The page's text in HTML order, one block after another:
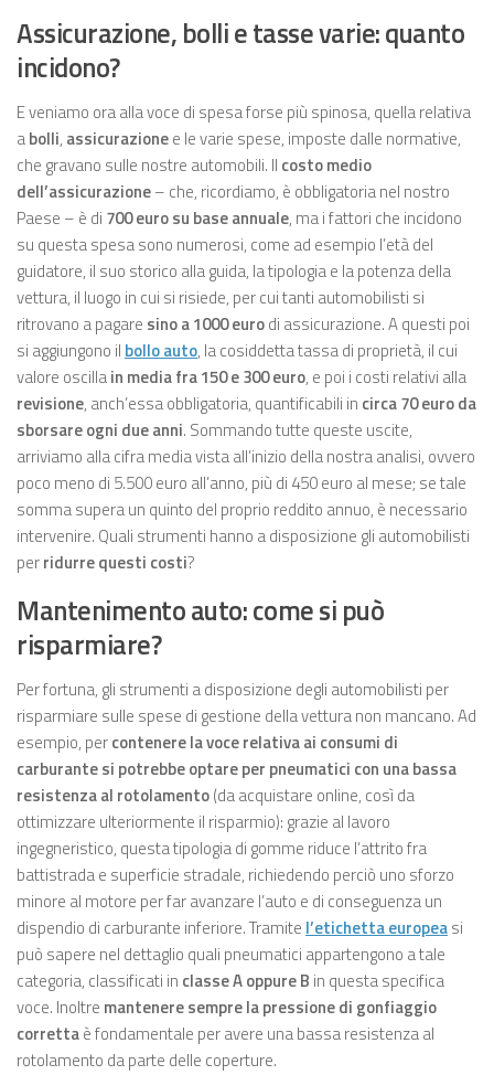
Assicurazione, bolli e tasse varie: quanto
incidono?
E veniamo ora alla voce di spesa forse più spinosa, quella relativa
abolli, assicurazionee le varie spese, imposte dalle normative,
che gravano sulle nostre automobili. Il costo medio
dell’assicurazione– che, ricordiamo, è obbligatoria nel nostro
Paese – è di 700 euro su base annuale, ma i fattori che incidono
su questa spesa sono numerosi, come ad esempio l’età del
guidatore, il suo storico alla guida, la tipologia e la potenza della
vettura, il luogo in cui si risiede, per cui tanti automobilisti si
ritrovano a pagare sino a 1000 eurodi assicurazione. A questi poi
si aggiungono il bollo auto, la cosiddetta tassa di proprietà, il cui
valore oscillain media fra 150 e 300 euro, e poi i costi relativi alla
revisione, anch’essa obbligatoria, quantificabili in circa 70 euro da
sborsare ogni due anni. Sommando tutte queste uscite,
arriviamo alla cifra media vista all’inizio della nostra analisi, ovvero
poco meno di 5.500 euro all’anno, più di 450 euro al mese; se tale
somma supera un quinto del proprio reddito annuo, è necessario
intervenire. Quali strumenti hanno a disposizione gli automobilisti
perridurre questi costi?
Mantenimento auto: come si può
risparmiare?
Per fortuna, gli strumenti a disposizione degli automobilisti per
risparmiare sulle spese di gestione della vettura non mancano. Ad
esempio, percontenere la voce relativa ai consumi di
carburante si potrebbe optare per pneumatici con una bassa
resistenza al rotolamento(da acquistare online, così da
ottimizzare ulteriormente il risparmio): grazie al lavoro
ingegneristico, questa tipologia di gomme riduce l’attrito fra
battistrada e superficie stradale, richiedendo perciò uno sforzo
minore al motore per far avanzare l’auto e di conseguenza un
dispendio di carburante inferiore. Tramite l’etichetta europeasi
può sapere nel dettaglio quali pneumatici appartengono a tale
categoria, classificati in classe A oppure B in questa specifica
voce. Inoltre mantenere sempre la pressione di gonfiaggio
correttaè fondamentale per avere una bassa resistenza al
rotolamento da parte delle coperture.